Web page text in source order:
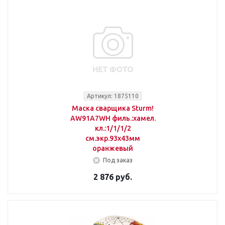
Артикул: 1875110
Маска сварщика Sturm!
AW91A7WH филь.:хамел.
кл.:1/1/1/2
см.экр.93x43мм
оранжевый
Под заказ
2 876 руб.